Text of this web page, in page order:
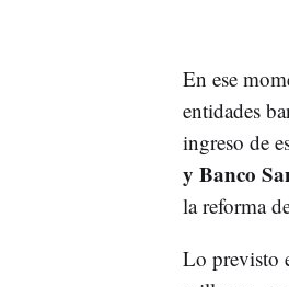
En ese
entidades
ingreso de
y Banco
la reforma
Lo previsto